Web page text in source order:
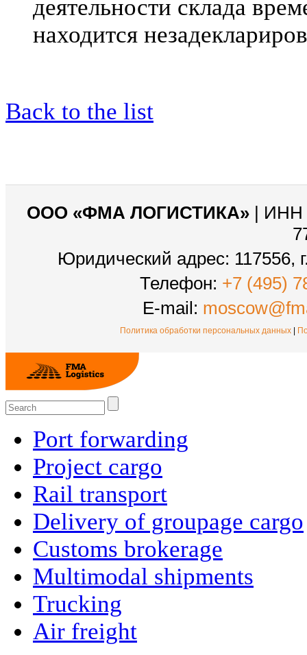
деятельности склада
находится
Back to the list
ООО «ФМА ЛОГИСТИКА» | ИНН
Юридический адрес: 117556,
Телефон: +7 (495)
E-mail:
Политика обработки персональных данных |
Port forwarding
Project cargo
Rail transport
Delivery of groupage cargo
Сustoms brokerage
Multimodal shipments
Trucking
Air freight